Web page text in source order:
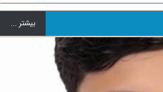
بيشتر ...